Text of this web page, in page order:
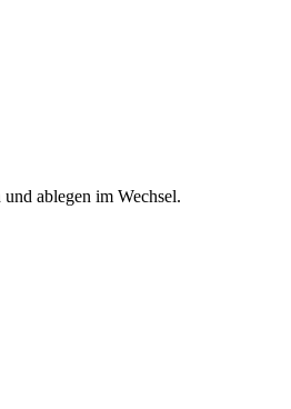
ablegen im Wechsel.